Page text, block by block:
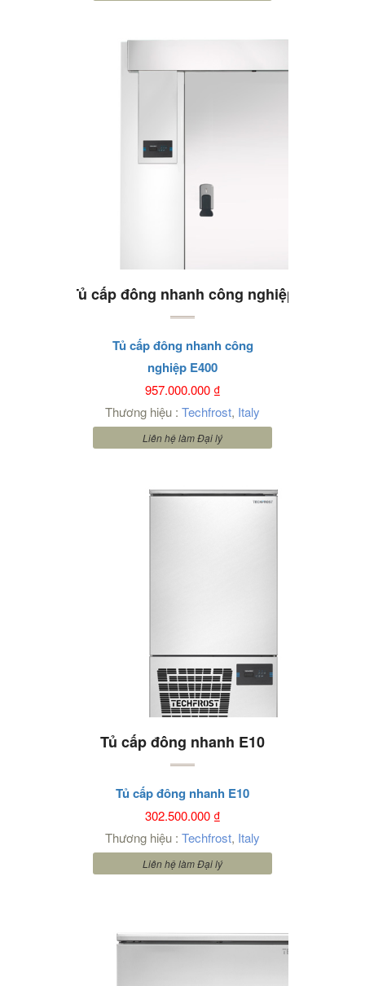
Tủ cấp đông nhanh công nghiệp
E400
Tủ cấp đông nhanh công
nghiệp E400
957.000.000₫
Thương hiệu : Techfrost, Italy
Liên hệ làm Đại lý
Tủ cấp đông nhanh E10
Tủ cấp đông nhanh E10
302.500.000₫
Thương hiệu : Techfrost, Italy
Liên hệ làm Đại lý